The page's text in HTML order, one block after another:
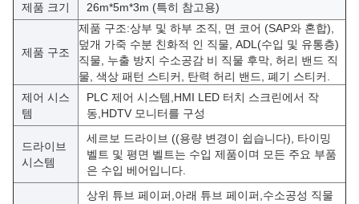
제품 크기 26m*5m*3m (특히 참고용)
제품 구조
제품 구조:상부 및 하부 조직, 면 코어 (SAP와 혼합),
덮개 가죽 수분 친화적 인 직물, ADL (수입 및 유통층)
직물, 누출 방지 수소공감 비 직물 후막, 허리 밴드 직
물, 색상 패턴 스티커, 탄력 허리 밴드, 폐기 스티커.
제어 시스
템
PLC 제어 시스템,HMI LED 터치 스크린에서 작
동,HDTV 모니터를 구성
드라이브
시스템
세르보 드라이브 ((용량 변경이 쉽습니다), 타이밍
벨트 및 평면 벨트는 수입 제품이며 모든 주요 부품
은 수입 베어입니다.
상위 튜브 페이퍼,아래 튜브 페이퍼,수소공성 직물